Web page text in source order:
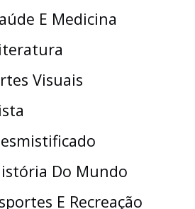
E Medicina
Visuais
Do Mundo
E Recreação